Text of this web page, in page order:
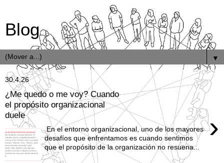
Blog
▼
30.4.26
¿Me quedo o me voy? Cuando
el propósito organizacional
duele
›
En el entorno organizacional, uno de los mayores
desafíos que enfrentamos es cuando sentimos
que el propósito de la organización no resuena...